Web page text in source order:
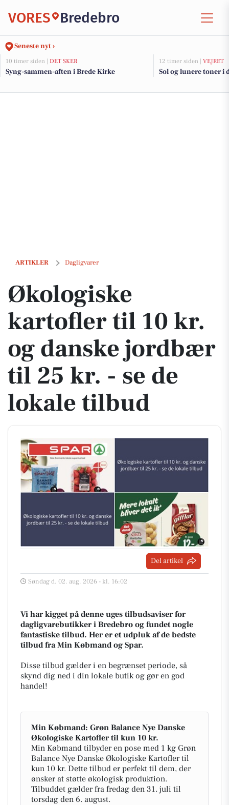
VORES Bredebro
Seneste nyt ›
10 timer siden | DET SKER
Syng-sammen-aften i Brede Kirke
12 timer siden | VEJRET
Sol og lunere toner i
ARTIKLER Dagligvarer
Økologiske kartofler til 10 kr. og danske jordbær til 25 kr. - se de
Økologiske
kartofler til 10 kr.
og danske jordbær
til 25 kr. - se de
lokale tilbud
Del artikel
Søndag d. 02. aug. 2026 - kl. 16:02
Vi har kigget på denne uges tilbudsaviser for
dagligvarebutikker i Bredebro og fundet nogle
fantastiske tilbud. Her er et udpluk af de bedste
tilbud fra Min Købmand og Spar.
Disse tilbud gælder i en begrænset periode, så
skynd dig ned i din lokale butik og gør en god
handel!
Min Købmand: Grøn Balance Nye Danske
Økologiske Kartofler til kun 10 kr.
Min Købmand tilbyder en pose med 1 kg Grøn
Balance Nye Danske Økologiske Kartofler til
kun 10 kr. Dette tilbud er perfekt til dem, der
ønsker at støtte økologisk produktion.
Tilbuddet gælder fra fredag den 31. juli til
torsdag den 6. august.